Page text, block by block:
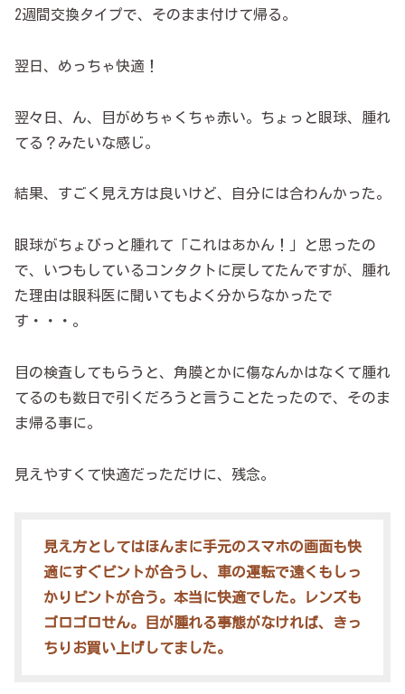
2週間交換タイプで、そのまま付けて帰る。
翌日、めっちゃ快適！
翌々日、ん、目がめちゃくちゃ赤い。ちょっと眼球、腫れ
てる？みたいな感じ。
結果、すごく見え方は良いけど、自分には合わんかった。
眼球がちょびっと腫れて「これはあかん！」と思ったの
で、いつもしているコンタクトに戻してたんですが、腫れ
た理由は眼科医に聞いてもよく分からなかったで
す・・・。
目の検査してもらうと、角膜とかに傷なんかはなくて腫れ
てるのも数日で引くだろうと言うことたったので、そのま
ま帰る事に。
見えやすくて快適だっただけに、残念。
見え方としてはほんまに手元のスマホの画面も快
適にすぐピントが合うし、車の運転で遠くもしっ
かりピントが合う。本当に快適でした。レンズも
ゴロゴロせん。目が腫れる事態がなければ、きっ
ちりお買い上げしてました。